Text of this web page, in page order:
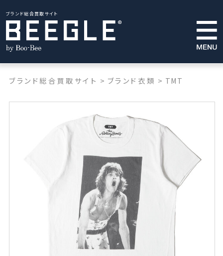
ブランド総合買取サイト
ブランド総合買取サイト > ブランド衣類 > TMT